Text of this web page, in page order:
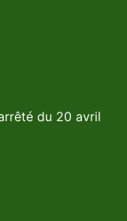
du 20 avril